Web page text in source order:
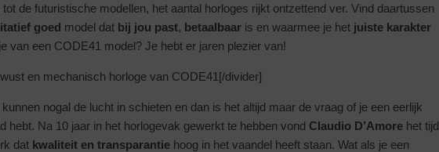
de futuristische modellen, het aantal horloges rijkt ontzettend ver. Vind daartussen
goed model dat bij jou past, betaalbaar is en waarmee je het juiste karakter
van een CODE41 model? Je hebt er jaren plezier van!
en mechanisch horloge van CODE41[/divider]
nogal de lucht in schieten en dan is het altijd maar de vraag of je een eerlijk
hebt. Na 10 jaar in het horlogevak gewerkt te hebben vond Claudio D’Amore het tijd
dat kwaliteit en transparantie hoog in het vaandel heeft staan. Wat als je een